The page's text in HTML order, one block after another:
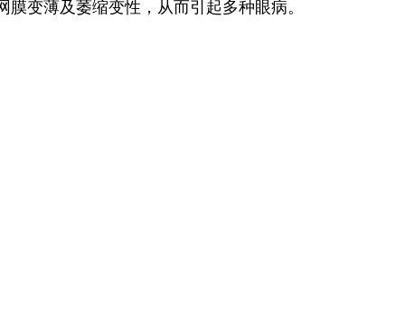
变薄及萎缩变性，从而引起多种眼病。